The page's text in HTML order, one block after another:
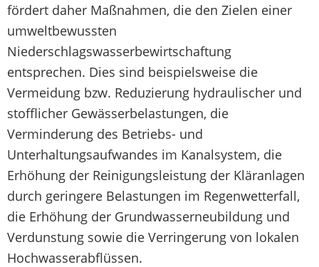
fördert daher Maßnahmen, die den Zielen einer
umweltbewussten
Niederschlagswasserbewirtschaftung
entsprechen. Dies sind beispielsweise die
Vermeidung bzw. Reduzierung hydraulischer und
stofflicher Gewässerbelastungen, die
Verminderung des Betriebs- und
Unterhaltungsaufwandes im Kanalsystem, die
Erhöhung der Reinigungsleistung der Kläranlagen
durch geringere Belastungen im Regenwetterfall,
die Erhöhung der Grundwasserneubildung und
Verdunstung sowie die Verringerung von lokalen
Hochwasserabflüssen.